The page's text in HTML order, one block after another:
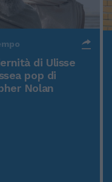
di Ulisse
pop di
Nolan